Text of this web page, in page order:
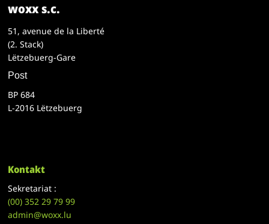
woxx s.c.
51, avenue de la Liberté
(2. Stack)
Lëtzebuerg-Gare
Post
BP 684
L-2016 Lëtzebuerg
Kontakt
Sekretariat :
(00)352 29 79 99
admin@woxx.lu